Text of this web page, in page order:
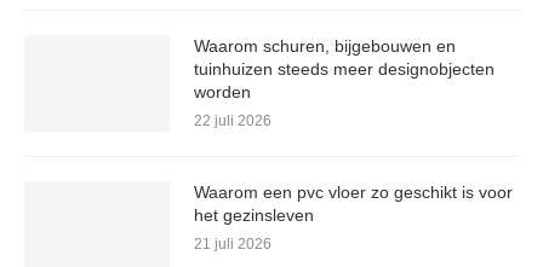
Waarom schuren, bijgebouwen en
tuinhuizen steeds meer designobjecten
worden
22 juli 2026
Waarom een pvc vloer zo geschikt is voor
het gezinsleven
21 juli 2026